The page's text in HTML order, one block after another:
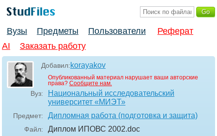
Вузы Предметы Пользователи
Реферат
AI
Заказать работу
Добавил:korayakov
Опубликованный материал нарушает ваши авторские
права? Сообщите нам.
Вуз:
Национальный исследовательский
университет «МИЭТ»
Предмет: Дипломная работа (подготовка и защита)
Файл: Диплом ИПОВС 2002.doc